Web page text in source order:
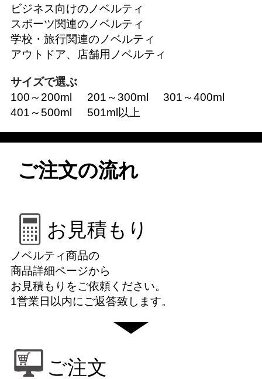
ビジネス向けのノベルティ
スポーツ関連のノベルティ
学校・旅行関連のノベルティ
アウトドア、店舗用ノベルティ
サイズで選ぶ
100～200ml
201～300ml
301～400ml
401～500ml
501ml以上
ご注文の流れ
お見積もり
ノベルティ商品の
商品詳細ページから
お見積もりをご依頼ください。
1営業日以内にご返答致します。
ご注文